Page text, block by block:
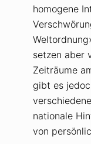
homogene
setzen aber
Zeiträume
gibt es
nationale
von